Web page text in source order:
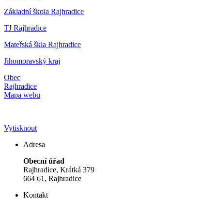
Základní škola Rajhradice
TJ Rajhradice
Mateřská škla Rajhradice
Jihomoravský kraj
Obec
Rajhradice
Mapa webu
Vytisknout
Adresa
Obecní úřad
Rajhradice, Krátká 379
664 61, Rajhradice
Kontakt